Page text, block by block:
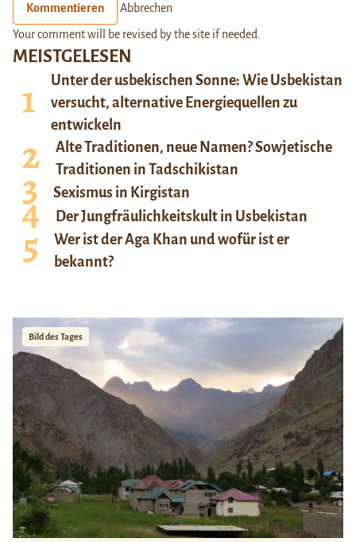
MEISTGELESEN
Unter der usbekischen Sonne: Wie Usbekistan
versucht, alternative Energiequellen zu
entwickeln
Alte Traditionen, neue Namen? Sowjetische
Traditionen in Tadschikistan
Sexismus in Kirgistan
Der Jungfräulichkeitskult in Usbekistan
Wer ist der Aga Khan und wofür ist er
bekannt?
Bild des Tages
Kommentieren Abbrechen
Your comment will be revised by the site if needed.